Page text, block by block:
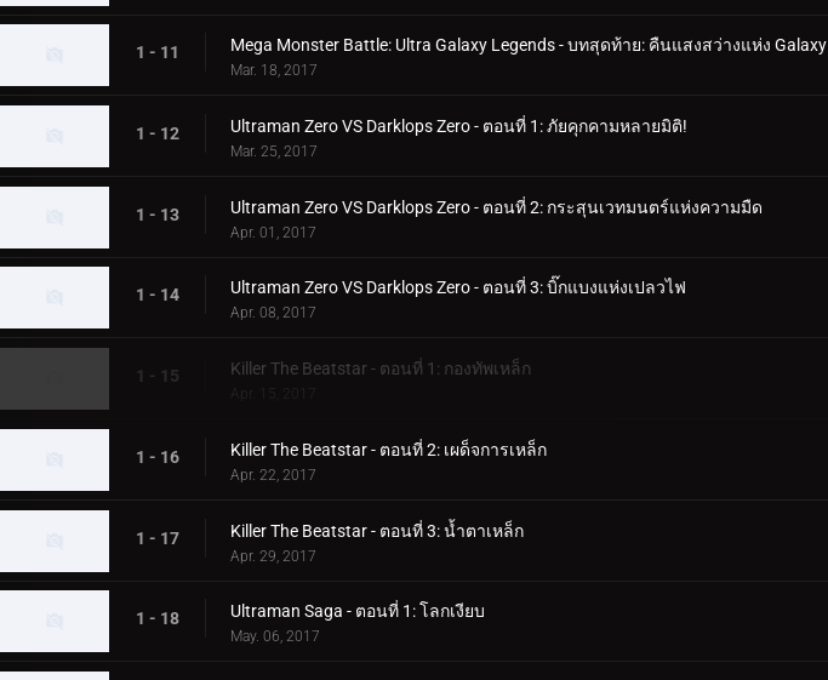
1 - 11 Mega Monster Battle: Ultra Galaxy Legends - บทสุดท้าย: คืนแสงสว่างแห่ง Galaxy
Mar. 18, 2017
1 - 12 Ultraman Zero VS Darklops Zero - ตอนที่ 1: ภัยคุกคามหลายมิติ!
Mar. 25, 2017
1 - 13 Ultraman Zero VS Darklops Zero - ตอนที่ 2: กระสุนเวทมนตร์แห่งความมืด
Apr. 01, 2017
1 - 14 Ultraman Zero VS Darklops Zero - ตอนที่ 3: บิ๊กแบงแห่งเปลวไฟ
Apr. 08, 2017
1 - 15 Killer The Beatstar - ตอนที่ 1: กองทัพเหล็ก
Apr. 15, 2017
1 - 16 Killer The Beatstar - ตอนที่ 2: เผด็จการเหล็ก
Apr. 22, 2017
1 - 17 Killer The Beatstar - ตอนที่ 3: น้ำตาเหล็ก
Apr. 29, 2017
1 - 18 Ultraman Saga - ตอนที่ 1: โลกเงียบ
May. 06, 2017